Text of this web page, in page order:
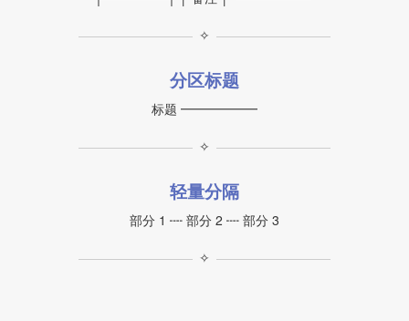
✧
分区标题
标题 ━━━━━━
✧
轻量分隔
部分 1 ┉ 部分 2 ┉ 部分 3
✧